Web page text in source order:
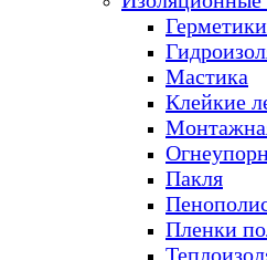
Мастика
Клейкие
Пакля
Пленки